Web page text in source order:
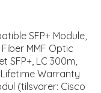
SFP+ Module,
Fiber MMF Optic
SFP+, LC 300m,
Warranty
(tilsvarer: Cisco